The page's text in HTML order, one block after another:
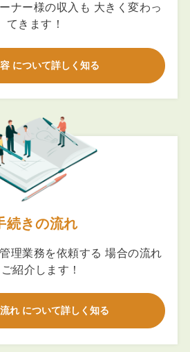
ナー様の収入も 大きく変わっ
てきます！
について詳しく知る
続きの流れ
理業務を依頼する 場合の流れ
紹介します！
れ について詳しく知る